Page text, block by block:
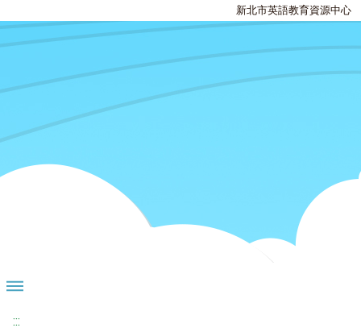
新北市英語教育資源中心
:::